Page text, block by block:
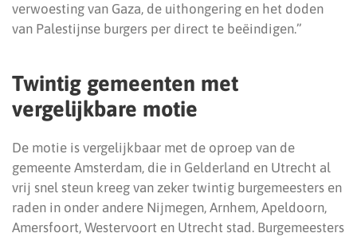
verwoesting van Gaza, de uithongering en het doden
van Palestijnse burgers per direct te beëindigen.”
Twintig gemeenten met
vergelijkbare motie
De motie is vergelijkbaar met de oproep van de
gemeente Amsterdam, die in Gelderland en Utrecht al
vrij snel steun kreeg van zeker twintig burgemeesters en
raden in onder andere Nijmegen, Arnhem, Apeldoorn,
Amersfoort, Westervoort en Utrecht stad. Burgemeesters